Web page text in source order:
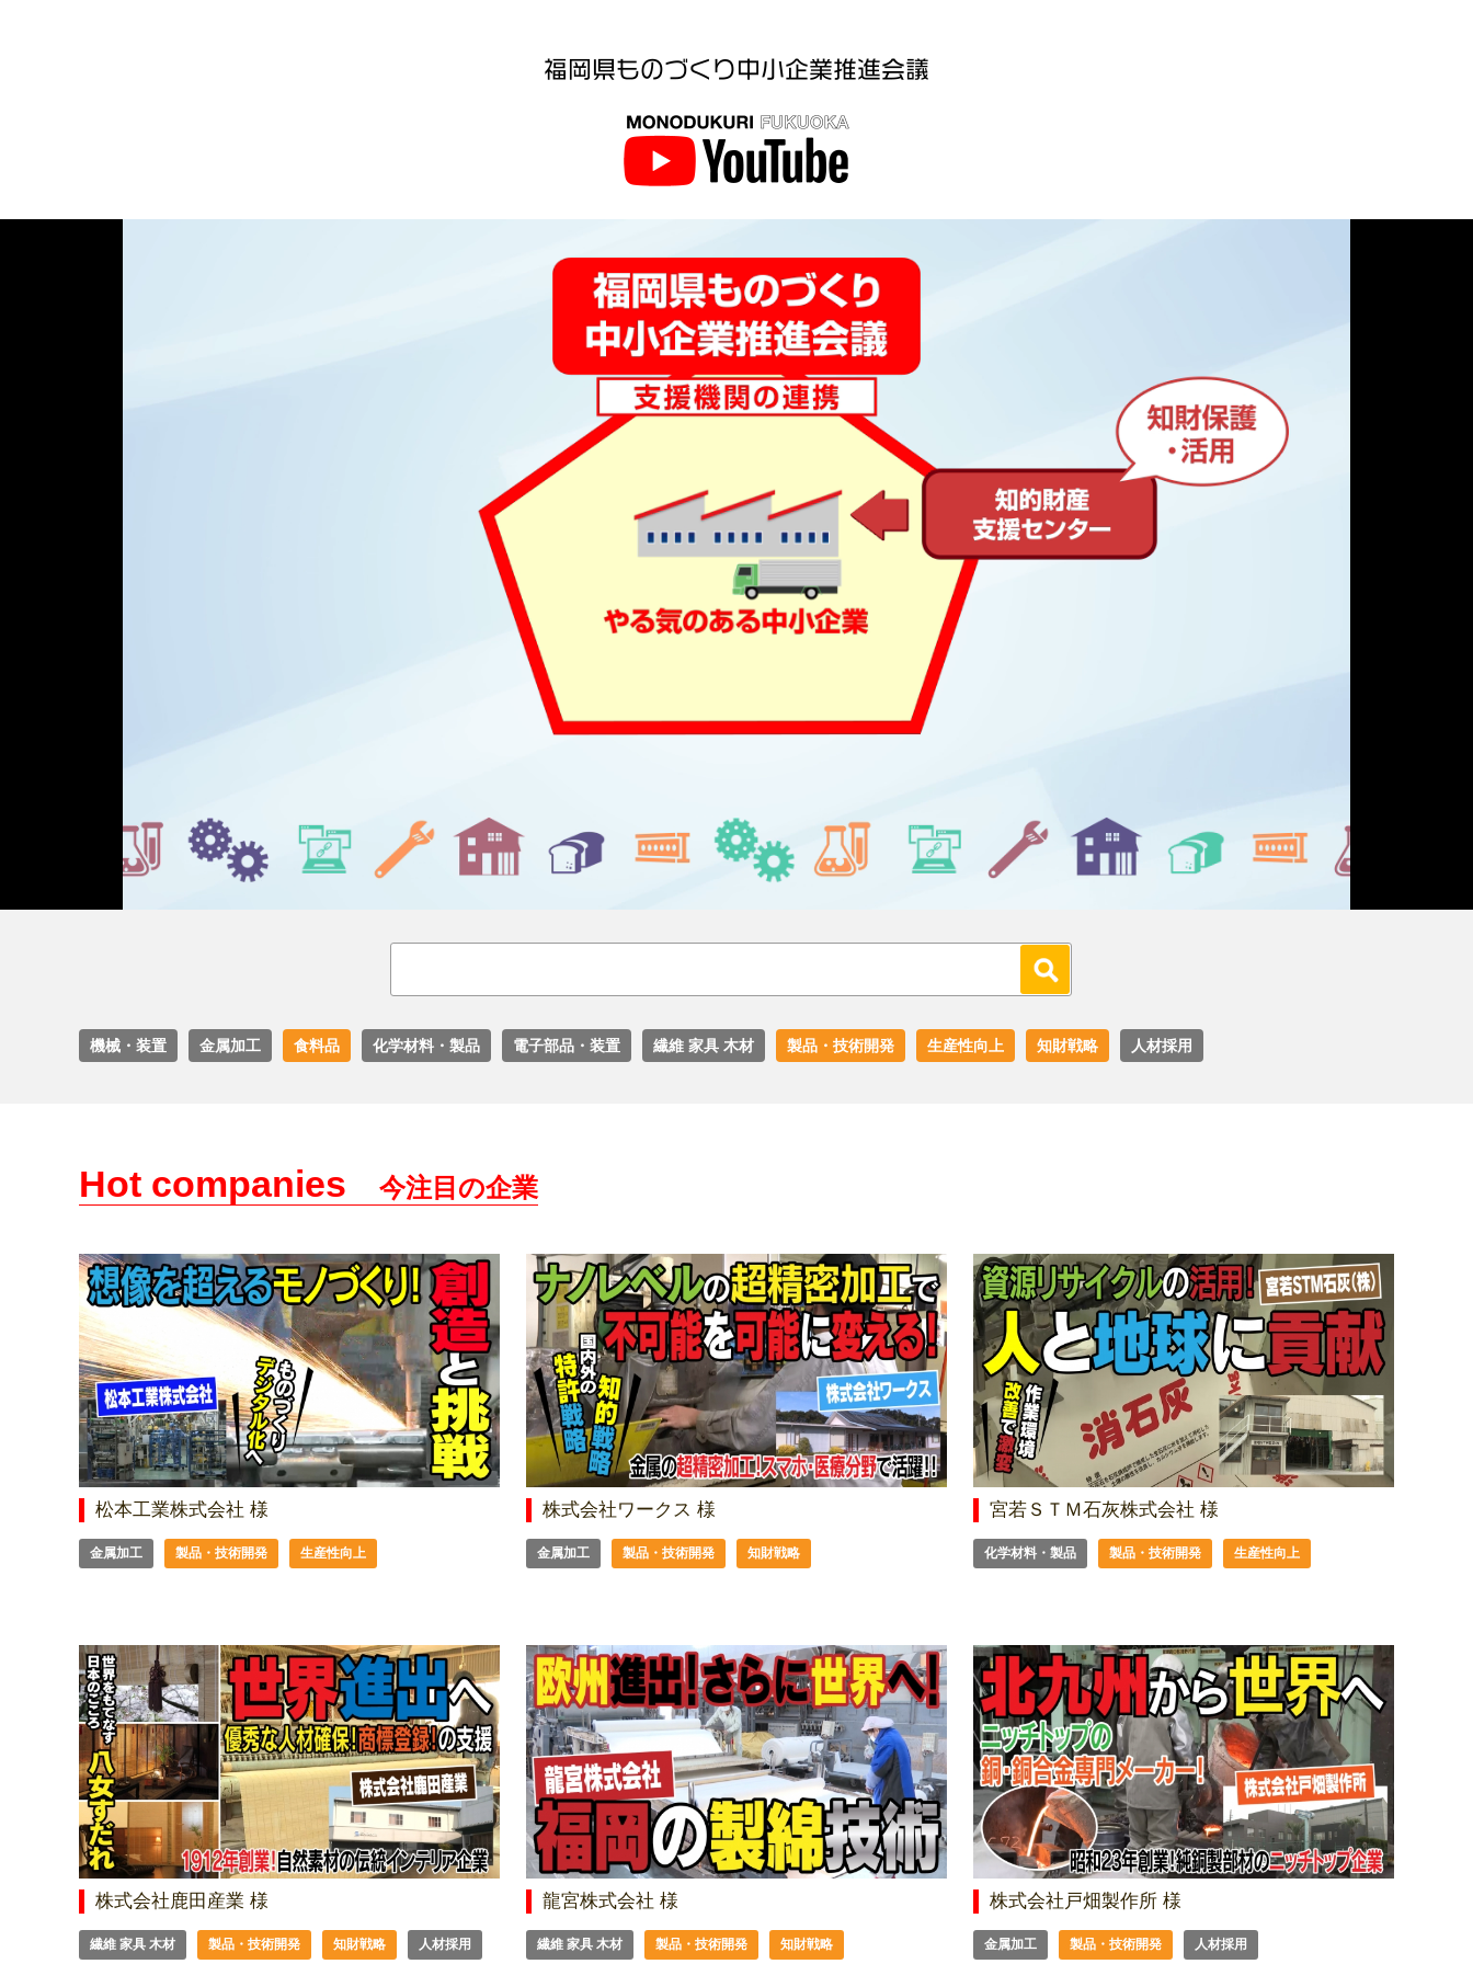
機械・装置 金属加工 食料品 化学材料・製品 電子部品・装置 繊維 家具 木材 製品・技術開発 生産性向上 知財戦略 人材採用
Hot companies 今注目の企業
松本工業株式会社 様
金属加工 製品・技術開発 生産性向上
株式会社ワークス 様
金属加工 製品・技術開発 知財戦略
宮若ＳＴＭ石灰株式会社 様
化学材料・製品 製品・技術開発 生産性向上
株式会社鹿田産業 様
繊維 家具 木材 製品・技術開発 知財戦略 人材採用
龍宮株式会社 様
繊維 家具 木材 製品・技術開発 知財戦略
株式会社戸畑製作所 様
金属加工 製品・技術開発 人材採用